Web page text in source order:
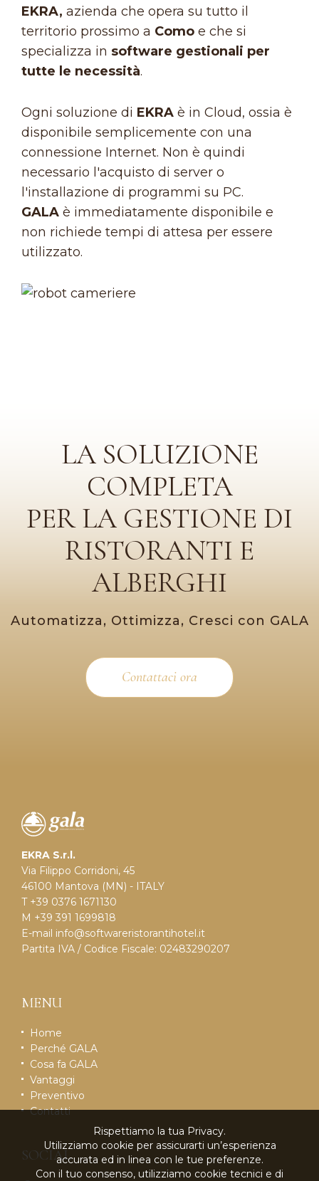
EKRA, azienda che opera su tutto il
territorio prossimo a Como e che si
specializza in software gestionali per
tutte le necessità.
Ogni soluzione di EKRA è in Cloud, ossia è
disponibile semplicemente con una
connessione Internet. Non è quindi
necessario l'acquisto di server o
l'installazione di programmi su PC.
GALA è immediatamente disponibile e
non richiede tempi di attesa per essere
utilizzato.
LA SOLUZIONE
COMPLETA
PER LA GESTIONE DI
RISTORANTI E
ALBERGHI
Automatizza, Ottimizza, Cresci con GALA
Contattaci ora
EKRA S.r.l.
Via Filippo Corridoni, 45
46100 Mantova (MN) - ITALY
T +39 0376 1671130
M +39 391 1699818
E-mail info@softwareristorantihotel.it
Partita IVA / Codice Fiscale: 02483290207
MENU
Home
Perché GALA
Cosa fa GALA
Vantaggi
Preventivo
Contatti
SOCIAL
Rispettiamo la tua Privacy.
Utilizziamo cookie per assicurarti un’esperienza
accurata ed in linea con le tue preferenze.
Con il tuo consenso, utilizziamo cookie tecnici e di